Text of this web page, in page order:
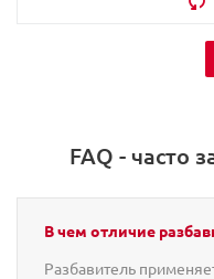
FAQ - часто
В чем отличие
Разбавитель